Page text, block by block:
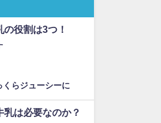
役割は3つ！
らジューシーに
乳は必要なのか？